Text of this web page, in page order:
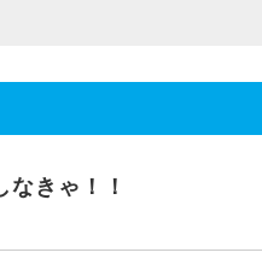
なきゃ！！